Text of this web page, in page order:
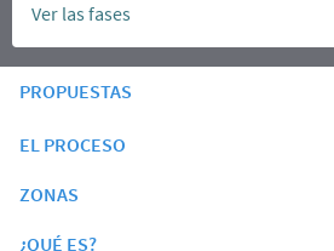
Ver las fases
PROPUESTAS
EL PROCESO
ZONAS
¿QUÉ ES?